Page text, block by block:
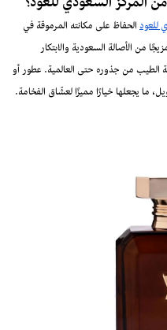
المركز السعودي للعود؟
للعودالحفاظ على مكانته المرموقة في
من الأصالة السعودية والابتكار
الطيب من جذوره حتى العالمية. عطور أو
ما يجعلها خيارًا مميزًا لعشّاق الفخامة.